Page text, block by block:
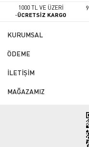
1000 TL VE ÜZERİ
-ÜCRETSİZ KARGO
KURUMSAL
ÖDEME
İLETİŞİM
MAĞAZAMIZ